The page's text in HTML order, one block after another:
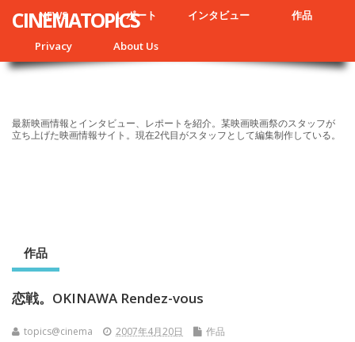
NEWS レポート インタビュー 作品
Privacy About Us
CINEMATOPICS
最新映画情報とインタビュー、レポートを紹介。某映画映画祭のスタッフが
立ち上げた映画情報サイト。現在2代目がスタッフとして編集制作している。
作品
恋戦。OKINAWA Rendez-vous
topics@cinema 2007年4月20日
作品